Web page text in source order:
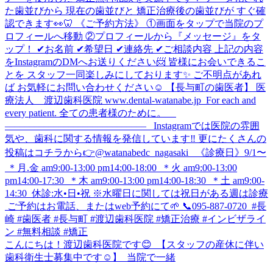
こんにちは！渡辺歯科医院です😊 ⁡ 【スタッフの産休に伴い
歯科衛生士募集中です☺️】 ⁡ 当院で一緒